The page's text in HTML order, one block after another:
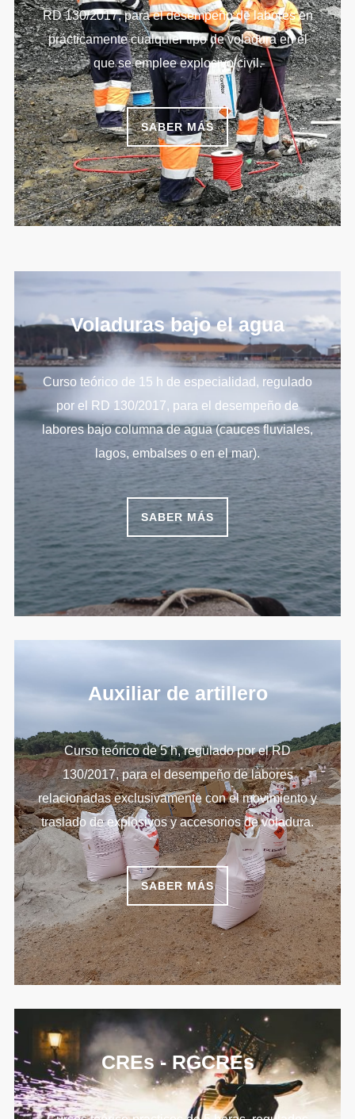
RD 130/2017, para el desempeño de labores en
prácticamente cualquier tipo de voladura en el
que se emplee explosivo civil.
SABER MÁS
Voladuras bajo el agua
Curso teórico de 15 h de especialidad, regulado
por el RD 130/2017, para el desempeño de
labores bajo columna de agua (cauces fluviales,
lagos, embalses o en el mar).
SABER MÁS
Auxiliar de artillero
Curso teórico de 5 h, regulado por el RD
130/2017, para el desempeño de labores
relacionadas exclusivamente con el movimiento y
traslado de explosivos y accesorios de voladura.
SABER MÁS
CREs - RGCREs